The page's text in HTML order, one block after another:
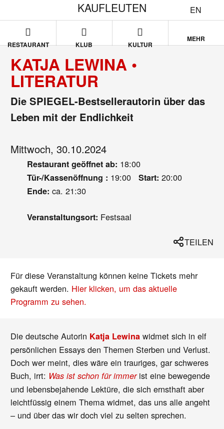
EN
KAUFLEUTEN
RESTAURANT KLUB KULTUR
MEHR
KATJA LEWINA •
LITERATUR
Die SPIEGEL-Bestsellerautorin über das
Leben mit der Endlichkeit
Mittwoch, 30.10.2024
Restaurant geöffnet ab: 18:00
Tür-/Kassenöffnung : 19:00 Start: 20:00
Ende: ca. 21:30
Veranstaltungsort: Festsaal
TEILEN
Für diese Veranstaltung können keine Tickets mehr
gekauft werden. Hier klicken, um das aktuelle
Programm zu sehen.
Die deutsche Autorin Katja Lewina widmet sich in elf
persönlichen Essays den Themen Sterben und Verlust.
Doch wer meint, dies wäre ein trauriges, gar schweres
Buch, irrt: Was ist schon für immerist eine bewegende
und lebensbejahende Lektüre, die sich ernsthaft aber
leichtfüssig einem Thema widmet, das uns alle angeht
– und über das wir doch viel zu selten sprechen.